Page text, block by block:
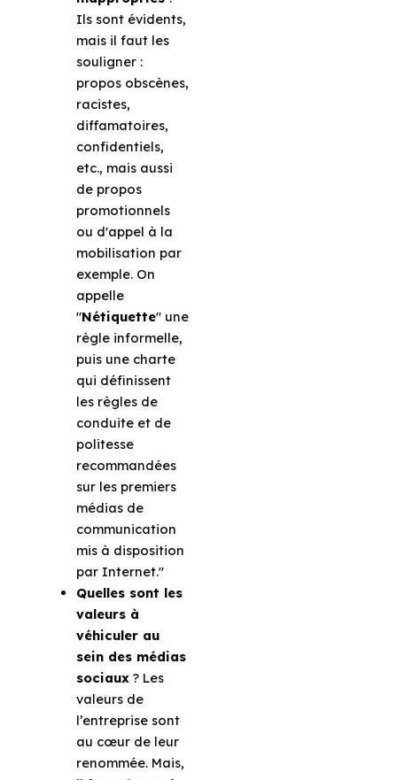
Ils sont évidents,
mais il faut les
souligner :
propos obscènes,
racistes,
diffamatoires,
confidentiels,
etc., mais aussi
de propos
promotionnels
ou d'appel à la
mobilisation par
exemple. On
appelle
"Nétiquette" une
règle informelle,
puis une charte
qui définissent
les règles de
conduite et de
politesse
recommandées
sur les premiers
médias de
communication
mis à disposition
par Internet."
Quelles sont les
valeurs à
véhiculer au
sein des médias
sociaux ? Les
valeurs de
l’entreprise sont
au cœur de leur
renommée. Mais,